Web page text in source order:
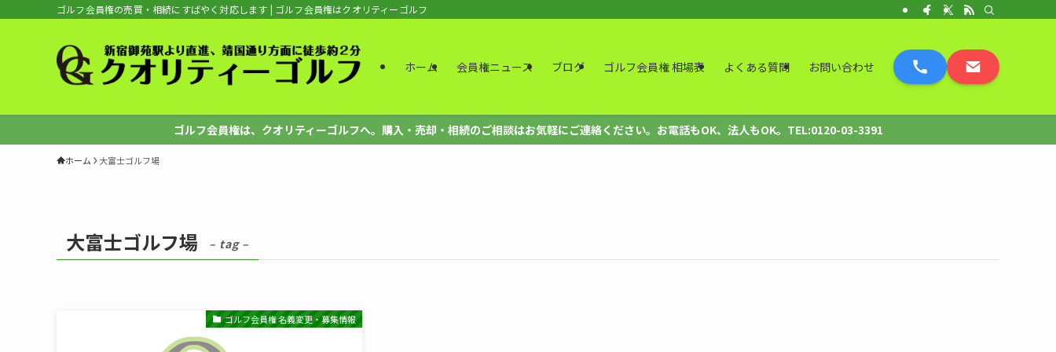
ゴルフ会員権の売買・相続にすばやく対応します | ゴルフ会員権はクオリティーゴルフ
ホーム 会員権ニュース ブログ ゴルフ会員権 相場表 よくある質問 お問い合わせ
ゴルフ会員権は、クオリティーゴルフへ。購入・売却・相続のご相談はお気軽にご連絡ください。お電話もOK、法人もOK。TEL:0120-03-3391
ホーム 大富士ゴルフ場
大富士ゴルフ場 – tag –
ゴルフ会員権 名義変更・募集情報